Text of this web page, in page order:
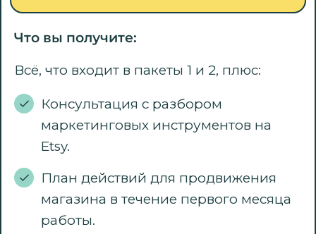
Что вы получите:
Всё, что входит в пакеты 1 и 2, плюс:
Консультация с разбором
маркетинговых инструментов на
Etsy.
План действий для продвижения
магазина в течение первого месяца
работы.